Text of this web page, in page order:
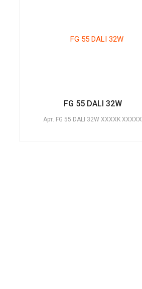
FG 55 DALI 32W
Арт. FG 55 DALI 32W XXXXK XXXXX